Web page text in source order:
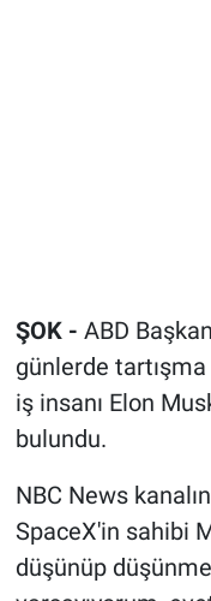
ŞOK - ABD
günlerde tartışma
iş insanı Elon
bulundu.
NBC News
SpaceX'in sahibi
düşünüp